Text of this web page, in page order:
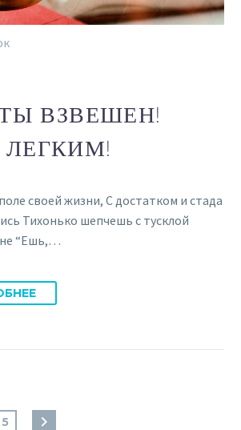
ВЗВЕШЕН!
своей жизни, С достатком и стада
Тихонько шепчешь с тусклой
“Ешь,…
5